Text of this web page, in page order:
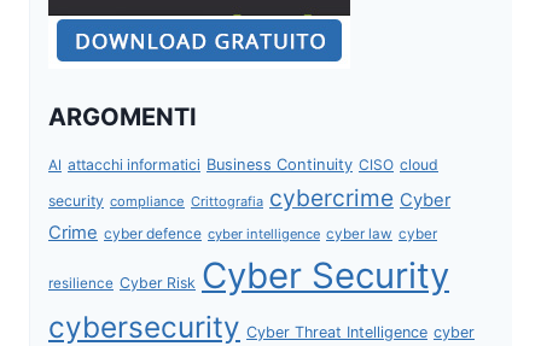
ARGOMENTI
AI attacchi informatici Business Continuity CISO cloud
security compliance Crittografia cybercrime Cyber
Crime cyber defence cyber intelligence cyber law cyber
resilience Cyber Risk Cyber Security
cybersecurity Cyber Threat Intelligence cyber